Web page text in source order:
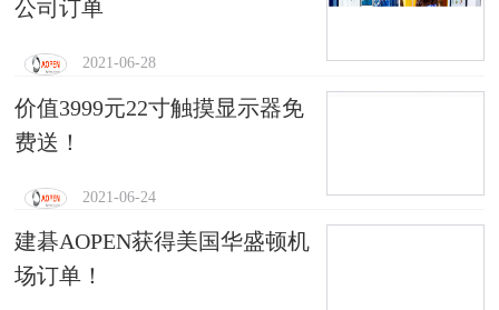
公司订单
2021-06-28
价值3999元22寸触摸显示器免
费送！
2021-06-24
建碁AOPEN获得美国华盛顿机
场订单！